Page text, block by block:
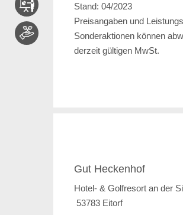
Stand: 04/2023
Preisangaben und
Sonderaktionen können
derzeit gültigen MwSt.
Gut Heckenhof
Hotel- & Golfresort an der
53783 Eitorf